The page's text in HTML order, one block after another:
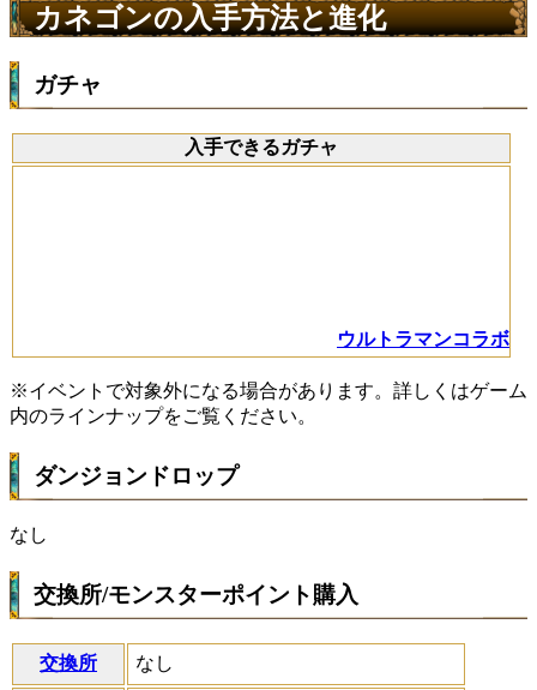
カネゴンの入手方法と進化
ガチャ
入手できるガチャ
ウルトラマンコラボ
※イベントで対象外になる場合があります。詳しくはゲーム
内のラインナップをご覧ください。
ダンジョンドロップ
なし
交換所/モンスターポイント購入
交換所 なし